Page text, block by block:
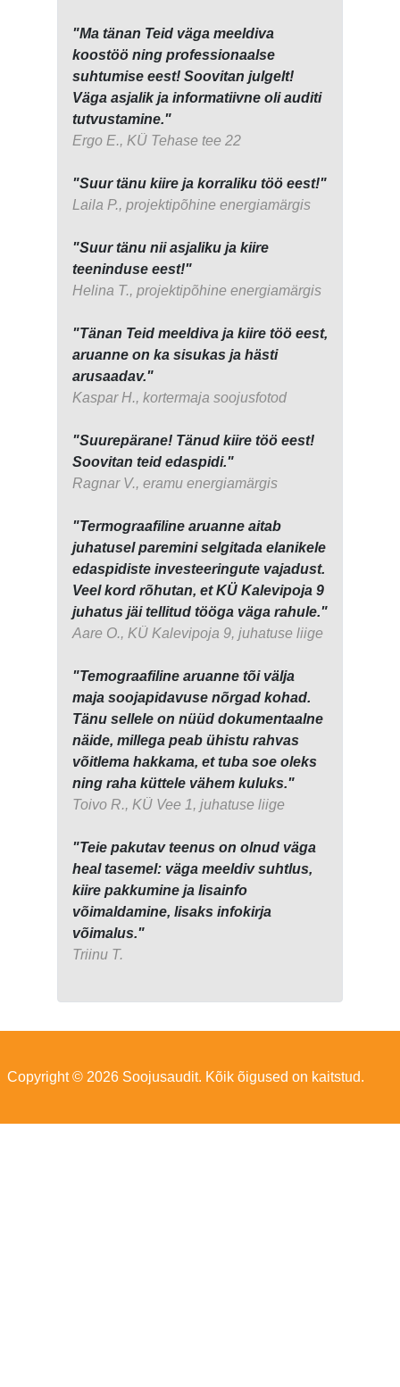
"Ma tänan Teid väga meeldiva
koostöö ning professionaalse
suhtumise eest! Soovitan julgelt!
Väga asjalik ja informatiivne oli auditi
tutvustamine."
Ergo E., KÜ Tehase tee 22
"Suur tänu kiire ja korraliku töö eest!"
Laila P., projektipõhine energiamärgis
"Suur tänu nii asjaliku ja kiire
teeninduse eest!"
Helina T., projektipõhine energiamärgis
"Tänan Teid meeldiva ja kiire töö eest,
aruanne on ka sisukas ja hästi
arusaadav."
Kaspar H., kortermaja soojusfotod
"Suurepärane! Tänud kiire töö eest!
Soovitan teid edaspidi."
Ragnar V., eramu energiamärgis
"Termograafiline aruanne aitab
juhatusel paremini selgitada elanikele
edaspidiste investeeringute vajadust.
Veel kord rõhutan, et KÜ Kalevipoja 9
juhatus jäi tellitud tööga väga rahule."
Aare O., KÜ Kalevipoja 9, juhatuse liige
"Temograafiline aruanne tõi välja
maja soojapidavuse nõrgad kohad.
Tänu sellele on nüüd dokumentaalne
näide, millega peab ühistu rahvas
võitlema hakkama, et tuba soe oleks
ning raha küttele vähem kuluks."
Toivo R., KÜ Vee 1, juhatuse liige
"Teie pakutav teenus on olnud väga
heal tasemel: väga meeldiv suhtlus,
kiire pakkumine ja lisainfo
võimaldamine, lisaks infokirja
võimalus."
Triinu T.
Copyright © 2026 Soojusaudit. Kõik õigused on kaitstud.